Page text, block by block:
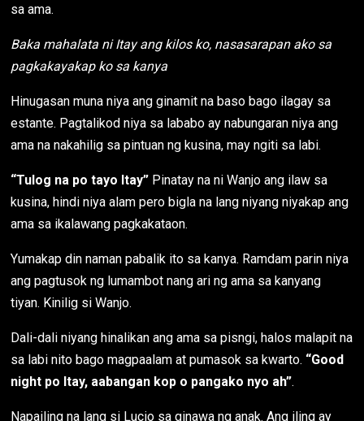
sa ama.
Baka mahalata ni Itay ang kilos ko, nasasarapan ako sa
pagkakayakap ko sa kanya
Hinugasan muna niya ang ginamit na baso bago ilagay sa
estante. Pagtalikod niya sa lababo ay nabungaran niya ang
ama na nakahilig sa pintuan ng kusina, may ngiti sa labi.
“Tulog na po tayo Itay” Pinatay na ni Wanjo ang ilaw sa
kusina, hindi niya alam pero bigla na lang niyang niyakap ang
ama sa ikalawang pagkakataon.
Yumakap din naman pabalik ito sa kanya. Ramdam parin niya
ang pagtusok ng lumambot nang ari ng ama sa kanyang
tiyan. Kinilig si Wanjo.
Dali-dali niyang hinalikan ang ama sa pisngi, halos malapit na
sa labi nito bago magpaalam at pumasok sa kwarto. “Good
night po Itay, aabangan kop o pangako nyo ah”.
Napailing na lang si Lucio sa ginawa ng anak. Ang iling ay